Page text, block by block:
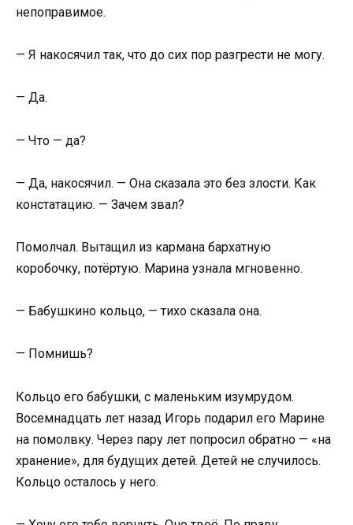
непоправимое.
— Я накосячил так, что до сих пор разгрести не могу.
— Да.
— Что — да?
— Да, накосячил. — Она сказала это без злости. Как
констатацию. — Зачем звал?
Помолчал. Вытащил из кармана бархатную
коробочку, потёртую. Марина узнала мгновенно.
— Бабушкино кольцо, — тихо сказала она.
— Помнишь?
Кольцо его бабушки, с маленьким изумрудом.
Восемнадцать лет назад Игорь подарил его Марине
на помолвку. Через пару лет попросил обратно — «на
хранение», для будущих детей. Детей не случилось.
Кольцо осталось у него.